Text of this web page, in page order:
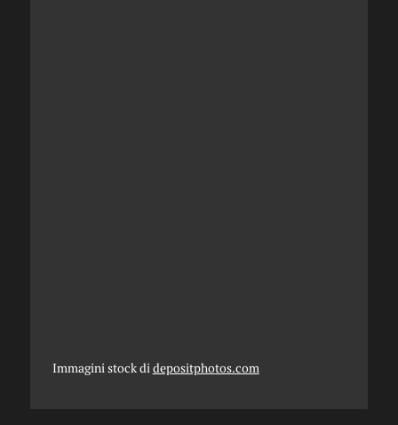
Immagini stock di depositphotos.com